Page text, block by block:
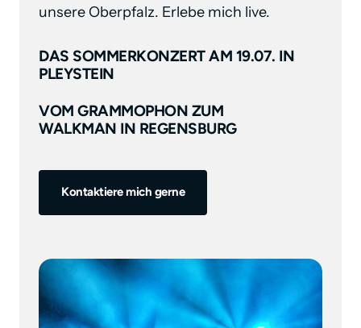
unsere Oberpfalz. Erlebe mich live.
DAS SOMMERKONZERT AM 19.07. IN
PLEYSTEIN
VOM GRAMMOPHON ZUM
WALKMAN IN REGENSBURG
Kontaktiere mich gerne